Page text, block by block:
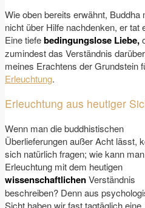
Wie oben bereits erwähnt, Buddha
nicht über Hilfe nachdenken, er tat
Eine tiefebedingungslose Liebe,
zumindest das Verständnis
meines Erachtens der Grundstein
Erleuchtung.
Erleuchtung aus heutiger
Wenn man die buddhistischen
Überlieferungen außer Acht lässt,
sich natürlich fragen; wie kann
Erleuchtung mit dem heutigen
wissenschaftlichenVerständnis
beschreiben? Denn aus
Sicht haben wir fast tagtäglich eine